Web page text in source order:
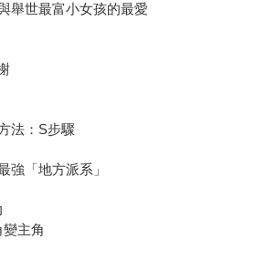
舉世最富小女孩的最愛
法：S步驟
「地方派系」
主角